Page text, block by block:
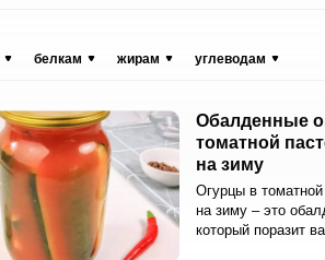
белкам жирам углеводам
Обалденные
томатной
на зиму
Огурцы в
на зиму – это
который поразит